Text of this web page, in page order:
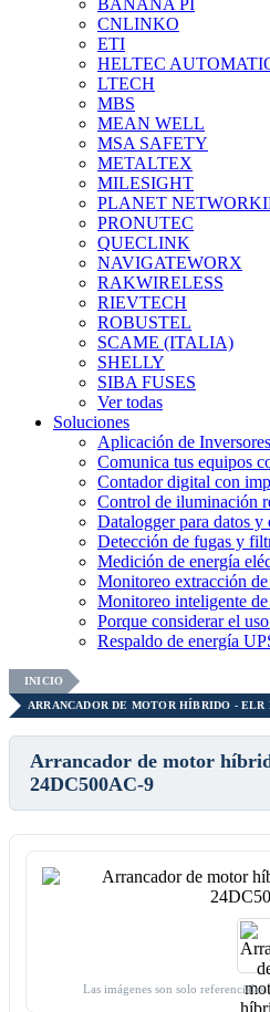
BANANA PI
CNLINKO
ETI
HELTEC
LTECH
MBS
MEAN WELL
MSA SAFETY
METALTEX
MILESIGHT
PLANET
PRONUTEC
QUECLINK
NAVIGATEWORX
RAKWIRELESS
RIEVTECH
ROBUSTEL
SCAME (ITALIA)
SHELLY
SIBA FUSES
Ver todas
Soluciones
Aplicación de
Comunica tus equipos
Contador digital con
Control de iluminación
Datalogger para datos
Detección de fugas y
Medición de energía
Monitoreo extracción
Monitoreo inteligente
Porque considerar el
Respaldo de energía
INICIO
ARRANCADOR DE MOTOR HÍBRIDO - ELR
Arrancador de motor
24DC500AC-9
Las imágenes son solo